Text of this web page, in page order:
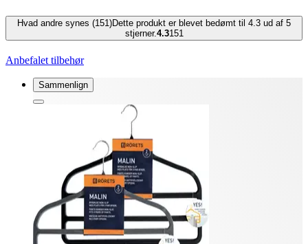
Hvad andre synes (151)Dette produkt er blevet bedømt til 4.3 ud af 5
stjerner.4.3151
Anbefalet tilbehør
Sammenlign